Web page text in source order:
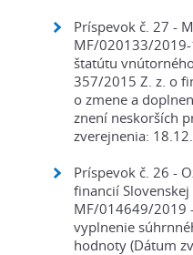
Príspevok č. 27 -
MF/020133/
štatútu
357/2015 Z. z. o
o zmene a
znení neskorších
zverejnenia:
Príspevok č. 26 -
financií
MF/014649/2019
vyplnenie
hodnoty (Dátum